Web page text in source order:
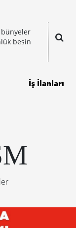
bünyeler
besin
İş İlanları